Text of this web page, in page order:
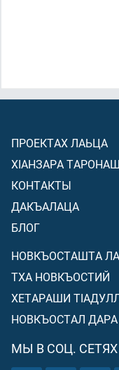
ПРОЕКТАХ ЛАЬЦА
ХIАНЗАРА ТАРОНАШ
КОНТАКТЫ
ДАКЪАЛАЦА
БЛОГ
НОВКЪОСТАШТА
ТХА НОВКЪОСТИЙ
ХЕТАРАШИ
НОВКЪОСТАЛ
МЫ В СОЦ. СЕТЯХ